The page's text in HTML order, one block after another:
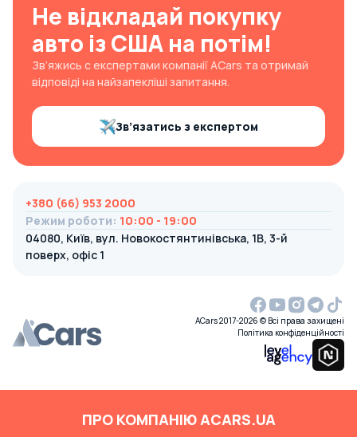
Не відкладай покупку
авто із США на потім!
Зв’яжись с експертами компанії ACars та отримай
відповіді на найзапекліші запитання.
Зв’язатись з експертом
+380 (66) 953 2000
Режим роботи: 10:00 - 19:00
04080, Київ, вул. Новокостянтинівська, 1В, 3-й
поверх, офіс 1
ACars 2017-2026 © Всі права захищені
Політика конфіденційності
ПРО КОМПАНІЮ ACARS.UA